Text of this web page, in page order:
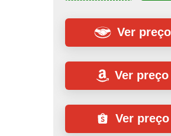
Ver preço
Ver preço
Ver preço